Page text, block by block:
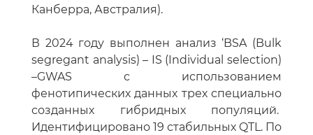
Канберра, Австралия).
В 2024 году выполнен анализ ‘BSA (Bulk
segregant analysis) – IS (Individual selection)
–GWAS с использованием
фенотипических данных трех специально
созданных гибридных популяций.
Идентифицировано 19 стабильных QTL. По